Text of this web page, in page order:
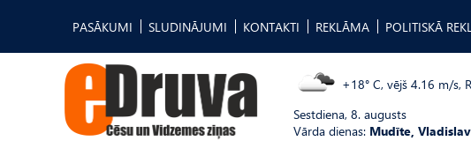
PASĀKUMI SLUDINĀJUMI KONTAKTI REKLĀMA POLITISKĀ
+18° C, vējš 4.16 m/s,
Sestdiena, 8. augusts
Vārda dienas: Mudīte,